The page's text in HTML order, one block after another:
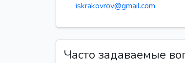
iskrakovrov@gmail.com
Часто задаваемые